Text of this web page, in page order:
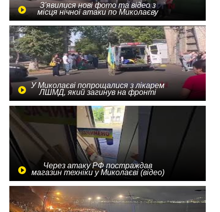
З'явилися нові фото та відео з
місця нічної атаки по Миколаєву
У Миколаєві попрощалися з лікарем
ЛШМД, який загинув на фронті
Через атаку РФ постраждав
магазин техніки у Миколаєві (відео)